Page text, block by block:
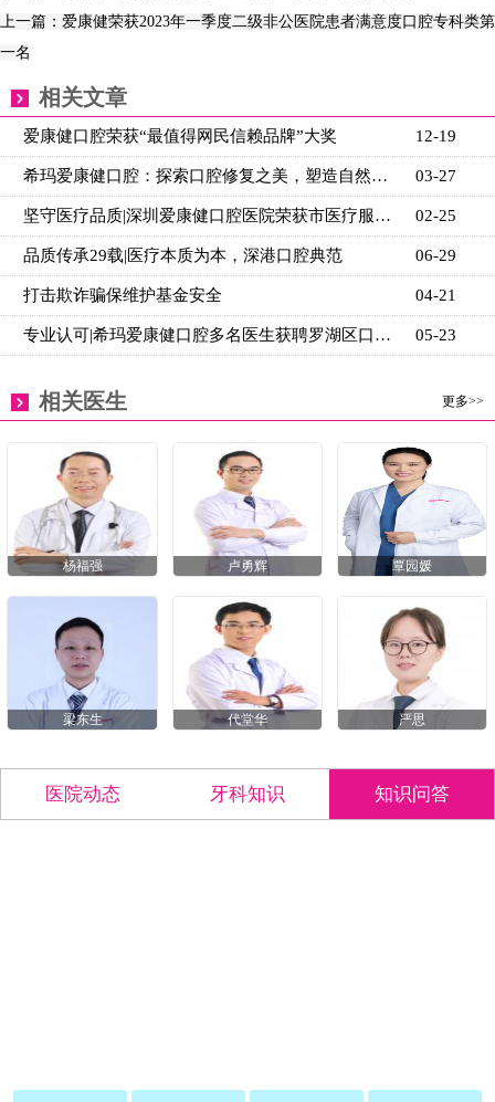
上一篇：爱康健荣获2023年一季度二级非公医院患者满意度口腔专科类第
一名
相关文章
12-19
爱康健口腔荣获“最值得网民信赖品牌”大奖
03-27
希玛爱康健口腔：探索口腔修复之美，塑造自然牙体新篇
02-25
坚守医疗品质|深圳爱康健口腔医院荣获市医疗服务质量A
06-29
品质传承29载|医疗本质为本，深港口腔典范
04-21
打击欺诈骗保维护基金安全
05-23
专业认可|希玛爱康健口腔多名医生获聘罗湖区口腔质控
更多>>
相关医生
杨福强 卢勇辉 覃园媛
梁东生 代堂华 严思
医院动态 牙科知识 知识问答